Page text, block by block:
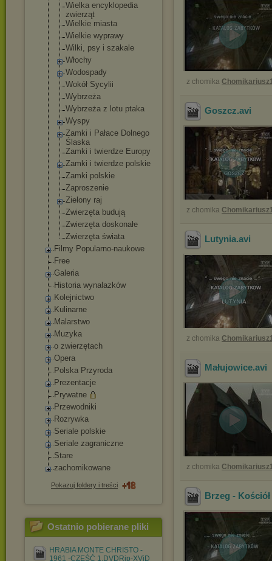
Wielka encyklopedia
zwierząt
Wielkie miasta
Wielkie wyprawy
Wilki, psy i szakale
Włochy
Wodospady
Wokół Sycylii
Wybrzeża
Wybrzeża z lotu ptaka
Wyspy
Zamki i Pałace Dolnego
Ślaska
Zamki i twierdze Europy
Zamki i twierdze polskie
Zamki polskie
Zaproszenie
Zielony raj
Zwierzęta budują
Zwierzęta doskonałe
Zwierzęta świata
Filmy Popularno-naukowe
Free
Galeria
Historia wynalazków
Kolejnictwo
Kulinarne
Malarstwo
Muzyka
o zwierzętach
Opera
Polska Przyroda
Prezentacje
Prywatne
Przewodniki
Rozrywka
Seriale polskie
Seriale zagraniczne
Stare
zachomikowane
Pokazuj foldery i treści
Ostatnio pobierane pliki
HRABIA MONTE CHRISTO -
1961 -CZĘŚĆ 1.DVDRip-XViD
z chomika
Goszcz.avi
z chomika
Lutynia.avi
z chomika
Małujowice.avi
z chomika
Brzeg -